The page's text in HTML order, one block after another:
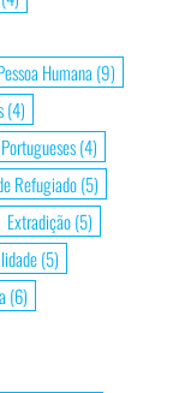
Humana (9)
(4)
(4)
Refugiado(5)
Extradição(5)
(5)
(6)